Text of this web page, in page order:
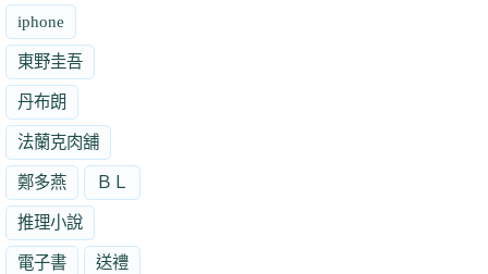
iphone
東野圭吾
丹布朗
法蘭克肉舖
鄭多燕 ＢＬ
推理小說
電子書 送禮